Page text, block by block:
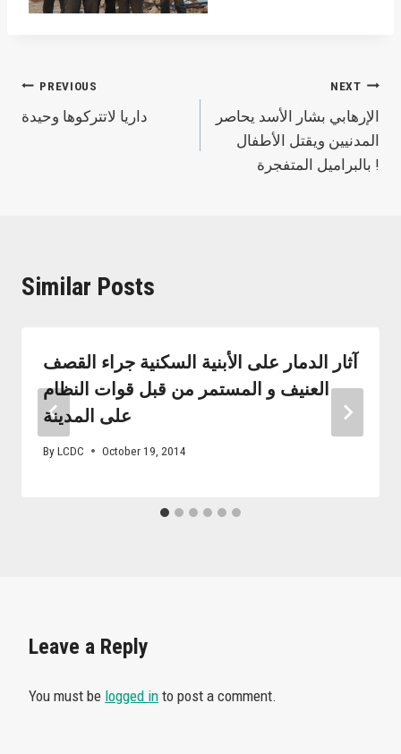
Post
navigation
PREVIOUS
داريا لاتتركوها وحيدة
NEXT
الإرهابي بشار الأسد يحاصر
المدنيين ويقتل الأطفال
بالبراميل المتفجرة !
Similar Posts
آثار الدمار على الأبنية السكنية جراء القصف
العنيف و المستمر من قبل قوات النظام
على المدينة
ByLCDC October 19, 2014
Leave a Reply
You must be logged in to post a comment.